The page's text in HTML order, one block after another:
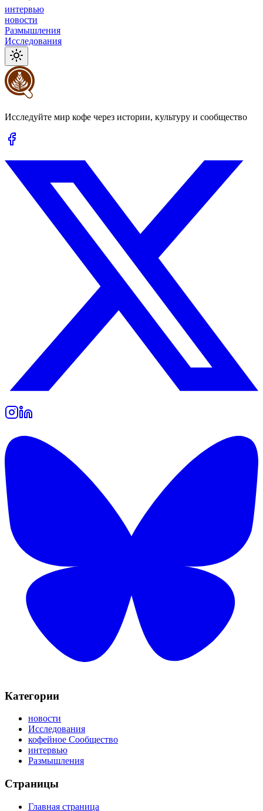
интервью
новости
Размышления
Исследования
Исследуйте мир кофе через истории, культуру и сообщество
Категории
новости
Исследования
кофейное Сообщество
интервью
Размышления
Страницы
Главная страница